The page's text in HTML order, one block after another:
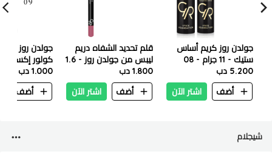
جولدن روز كريم أساس
ستيك - 11 جرام - 08
5.200 دب
أضف
اشتر الآن
قلم تحديد الشفاه دريم
ليبس من جولدن روز - 1.6
جرام - رقم 534
1.800 دب
أضف
اشتر الآن
- 09
1.000 دب
أضف
شيجلام